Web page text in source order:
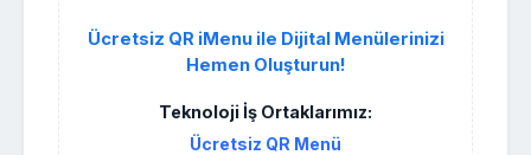
Ücretsiz QR iMenu ile Dijital Menülerinizi
Hemen Oluşturun!
Teknoloji İş Ortaklarımız:
Ücretsiz QR Menü